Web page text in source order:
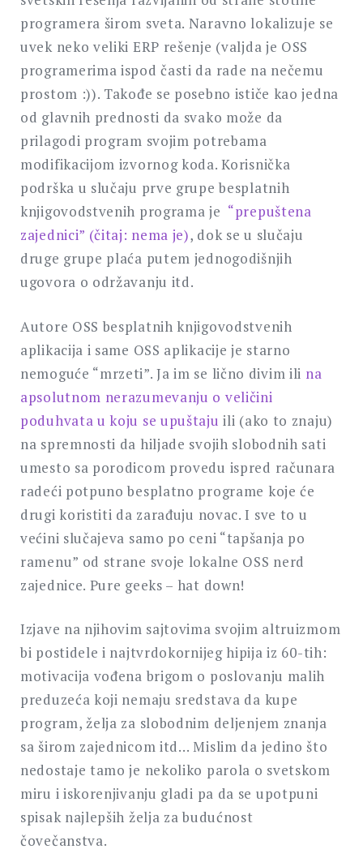
programera širom sveta. Naravno lokalizuje se
uvek neko veliki ERP rešenje (valjda je OSS
programerima ispod časti da rade na nečemu
prostom :)). Takođe se posebno ističe kao jedna
od glavnih prednosti da svako može da
prilagodi program svojim potrebama
modifikacijom izvornog koda. Korisnička
podrška u slučaju prve grupe besplatnih
knjigovodstvenih programa je “prepuštena
zajednici” (čitaj: nema je), dok se u slučaju
druge grupe plaća putem jednogodišnjih
ugovora o održavanju itd.
Autore OSS besplatnih knjigovodstvenih
aplikacija i same OSS aplikacije je starno
nemoguće “mrzeti”. Ja im se lično divim ili na
apsolutnom nerazumevanju o veličini
poduhvata u koju se upuštaju ili (ako to znaju)
na spremnosti da hiljade svojih slobodnih sati
umesto sa porodicom provedu ispred računara
radeći potpuno besplatno programe koje će
drugi koristiti da zarađuju novac. I sve to u
većini slučajeva samo po ceni “tapšanja po
ramenu” od strane svoje lokalne OSS nerd
zajednice. Pure geeks – hat down!
Izjave na njihovim sajtovima svojim altruizmom
bi postidele i najtvrdokornijeg hipija iz 60-tih:
motivacija vođena brigom o poslovanju malih
preduzeća koji nemaju sredstava da kupe
program, želja za slobodnim deljenjem znanja
sa širom zajednicom itd… Mislim da jedino što
nedostaje tamo je nekoliko parola o svetskom
miru i iskorenjivanju gladi pa da se upotpuni
spisak najlepših želja za budućnost
čovečanstva.